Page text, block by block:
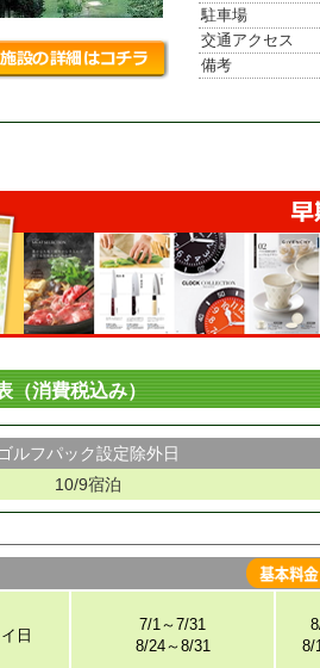
駐車場
交通アクセス
備考
（消費税込み）
ゴルフパック設定除外日
10/9宿泊